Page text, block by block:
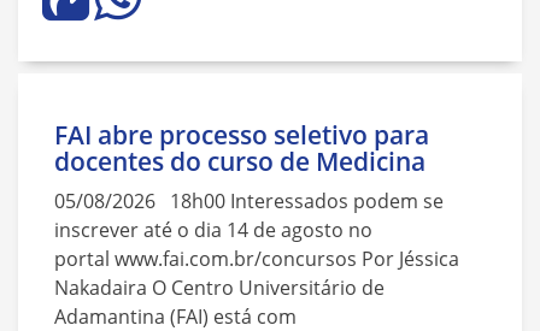
FAI abre processo seletivo para
docentes do curso de Medicina
05/08/2026 18h00 Interessados podem se
inscrever até o dia 14 de agosto no
portal www.fai.com.br/concursos Por Jéssica
Nakadaira O Centro Universitário de
Adamantina (FAI) está com